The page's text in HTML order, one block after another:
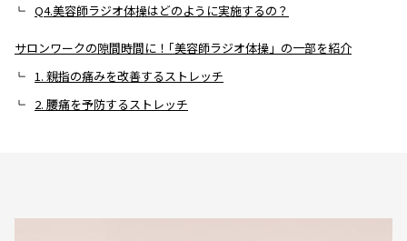
Q4.美容師ラジオ体操はどのように実施するの？
サロンワークの隙間時間に！｢美容師ラジオ体操」の一部を紹介
1. 親指の痛みを改善するストレッチ
2. 腰痛を予防するストレッチ